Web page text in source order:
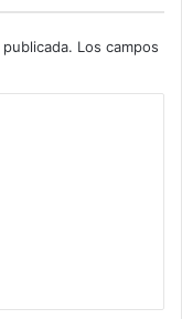
Los campos